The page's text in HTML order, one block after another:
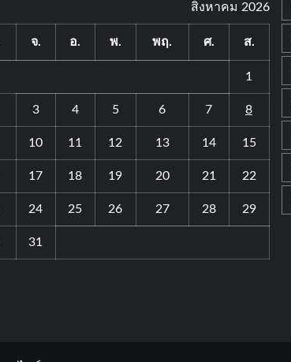
สิงหาคม 2026
จ. อ. พ. พฤ. ศ. ส.
1
3 4 5 6 7 8
10 11 12 13 14 15
17 18 19 20 21 22
24 25 26 27 28 29
31